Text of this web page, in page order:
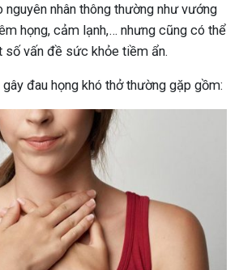
nhân thông thường như vướng
họng, cảm lạnh,… nhưng cũng có thể
số vấn đề sức khỏe tiềm ẩn.
đau họng khó thở thường gặp gồm: